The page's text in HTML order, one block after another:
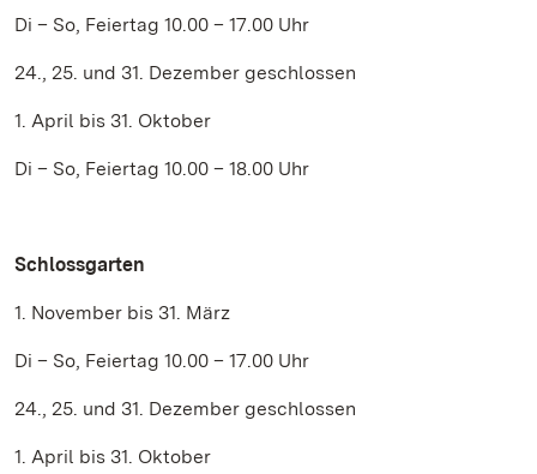
Di – So, Feiertag 10.00 – 17.00 Uhr
24., 25. und 31. Dezember geschlossen
1. April bis 31. Oktober
Di – So, Feiertag 10.00 – 18.00 Uhr
Schlossgarten
1. November bis 31. März
Di – So, Feiertag 10.00 – 17.00 Uhr
24., 25. und 31. Dezember geschlossen
1. April bis 31. Oktober